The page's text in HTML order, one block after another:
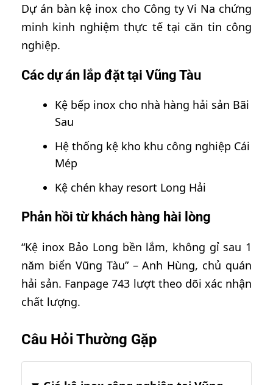
Dự án bàn kệ inox cho Công ty Vi Na chứng
minh kinh nghiệm thực tế tại căn tin công
nghiệp.
Các dự án lắp đặt tại Vũng Tàu
Kệ bếp inox cho nhà hàng hải sản Bãi
Sau
Hệ thống kệ kho khu công nghiệp Cái
Mép
Kệ chén khay resort Long Hải
Phản hồi từ khách hàng hài lòng
“Kệ inox Bảo Long bền lắm, không gỉ sau 1
năm biển Vũng Tàu” – Anh Hùng, chủ quán
hải sản. Fanpage 743 lượt theo dõi xác nhận
chất lượng.
Câu Hỏi Thường Gặp